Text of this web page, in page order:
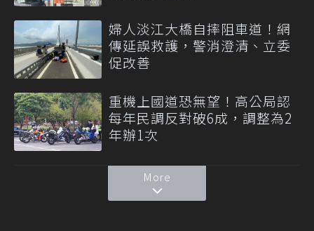
婦人淡江大橋自摔阻車道！網
傳延誤救護，警消澄清、立委
促改善
重機上國道恐無望！高公局認
每年民調反對破6成，調整為2
年辦1次
More